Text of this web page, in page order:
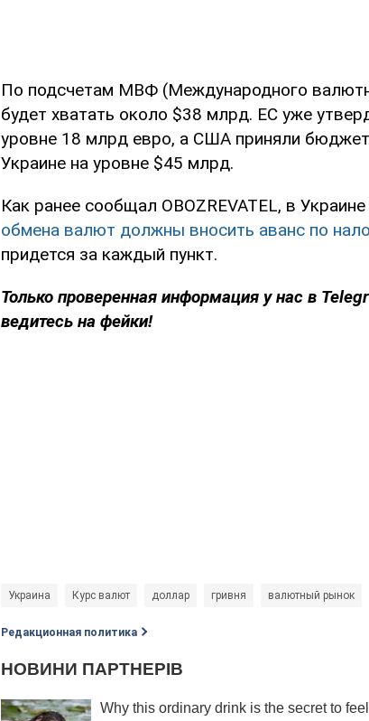
По подсчетам МВФ (Международного
будет хватать около $38 млрд. ЕС уже
уровне 18 млрд евро, а США приняли
Украине на уровне $45 млрд.
Как ранее сообщал OBOZREVATEL, в
обмена валют должны вносить аванс по
придется за каждый пункт.
Только проверенная информация у нас в
ведитесь на фейки!
Украина Курс валют доллар гривня валютный рынок
Редакционная политика